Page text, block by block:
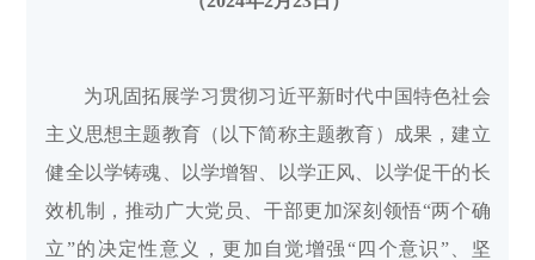
为巩固拓展学习贯彻习近平新时代中国特色社会
主义思想主题教育（以下简称主题教育）成果，建立
健全以学铸魂、以学增智、以学正风、以学促干的长
效机制，推动广大党员、干部更加深刻领悟“两个确
立”的决定性意义，更加自觉增强“四个意识”、坚